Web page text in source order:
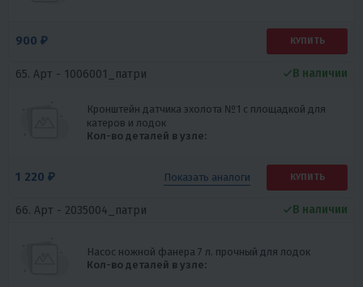
900 ₽ КУПИТЬ
65. Арт - 1006001_патри
Кронштейн датчика эхолота №1 с площадкой для
катеров и лодок
Кол-во деталей в узле:
В наличии
1 220 ₽ Показать аналоги КУПИТЬ
66. Арт - 2035004_патри
Насос ножной фанера 7 л. прочный для лодок
Кол-во деталей в узле:
В наличии